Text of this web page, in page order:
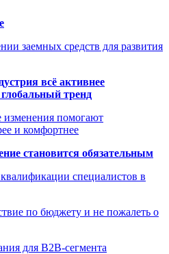
заемных средств для развития
всё активнее
тренд
помогают
и комфортнее
становится обязательным
специалистов в
по бюджету и не пожалеть о
для B2B-сегмента